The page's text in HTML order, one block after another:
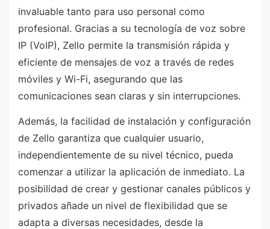
invaluable tanto para uso personal como
profesional. Gracias a su tecnología de voz sobre
IP (VoIP), Zello permite la transmisión rápida y
eficiente de mensajes de voz a través de redes
móviles y Wi-Fi, asegurando que las
comunicaciones sean claras y sin interrupciones.
Además, la facilidad de instalación y configuración
de Zello garantiza que cualquier usuario,
independientemente de su nivel técnico, pueda
comenzar a utilizar la aplicación de inmediato. La
posibilidad de crear y gestionar canales públicos y
privados añade un nivel de flexibilidad que se
adapta a diversas necesidades, desde la